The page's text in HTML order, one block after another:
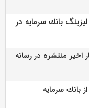
بانك سرمايه در
اخیر منتشره در رسانه
بانك سرمايه